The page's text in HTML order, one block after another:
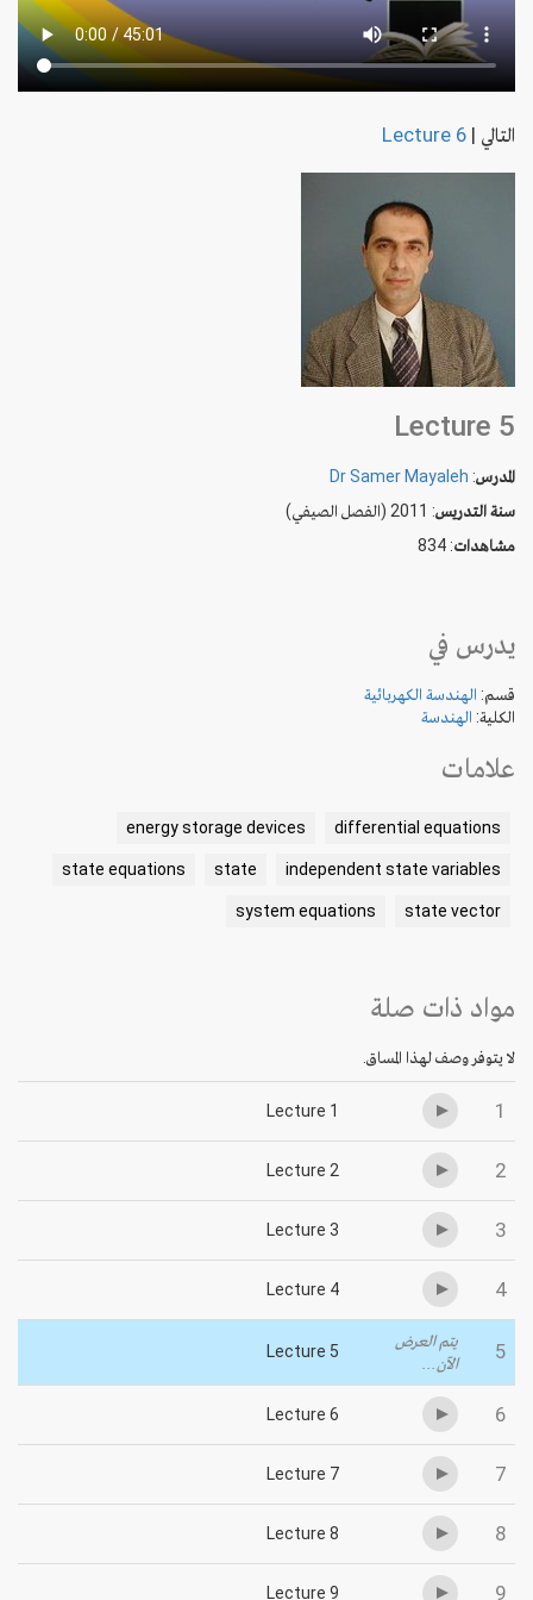
التالي |
Lecture 6
Lecture 5
المدرس:
Dr Samer Mayaleh
سنة التدريس: 2011 (الفصل الصيفي)
مشاهدات: 834
يدرس في
قسم: الهندسة الكهربائية
الكلية: الهندسة
علامات
differential equations
energy storage devices
independent state variables
state
state equations
state vector
system equations
مواد ذات صلة
لا يتوفر وصف لهذا المساق.
1
Lecture 1
2
Lecture 2
3
Lecture 3
4
Lecture 4
5
يتم العرض
الآن...
Lecture 5
6
Lecture 6
7
Lecture 7
8
Lecture 8
9
Lecture 9